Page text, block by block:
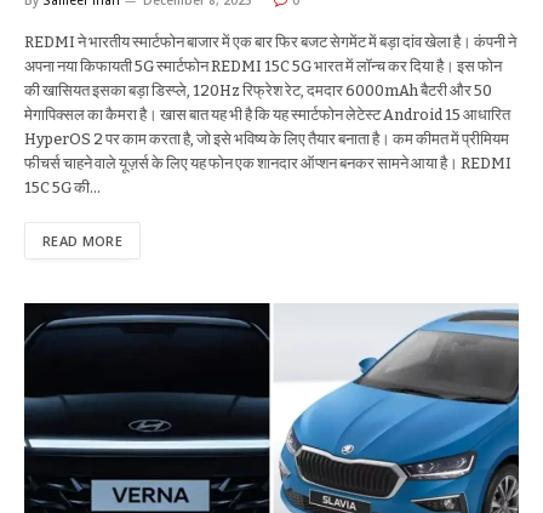
REDMI ने भारतीय स्मार्टफोन बाजार में एक बार फिर बजट सेगमेंट में बड़ा दांव खेला है। कंपनी ने
अपना नया किफायती 5G स्मार्टफोन REDMI 15C 5G भारत में लॉन्च कर दिया है। इस फोन
की खासियत इसका बड़ा डिस्प्ले, 120Hz रिफ्रेश रेट, दमदार 6000mAh बैटरी और 50
मेगापिक्सल का कैमरा है। खास बात यह भी है कि यह स्मार्टफोन लेटेस्ट Android 15 आधारित
HyperOS 2 पर काम करता है, जो इसे भविष्य के लिए तैयार बनाता है। कम कीमत में प्रीमियम
फीचर्स चाहने वाले यूज़र्स के लिए यह फोन एक शानदार ऑप्शन बनकर सामने आया है। REDMI
15C 5G की…
READ MORE